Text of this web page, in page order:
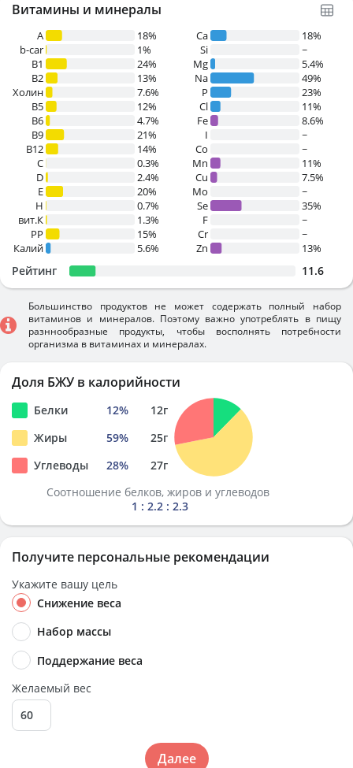
Витамины и минералы
A
18%
b-car
1%
В1
24%
B2
13%
Холин
7.6%
B5
12%
B6
4.7%
B9
21%
B12
14%
C
0.3%
D
2.4%
E
20%
H
0.7%
вит.К
1.3%
PP
15%
Калий
5.6%
Ca
18%
Si
~
Mg
5.4%
Na
49%
P
23%
Cl
11%
Fe
8.6%
I
~
Co
~
Mn
11%
Cu
7.5%
Mo
~
Se
35%
F
~
Cr
~
Zn
13%
Рейтинг 11.6
Большинство продуктов не может содержать полный набор
витаминов и минералов. Поэтому важно употреблять в пищу
разннообразные продукты, чтобы восполнять потребности
организма в витаминах и минералах.
Доля БЖУ в калорийности
Белки 12% 12г
Жиры
59% 25г
Углеводы
28% 27г
Соотношение белков, жиров и углеводов
1 : 2.2 : 2.3
Получите персональные рекомендации
Укажите вашу цель
Снижение веса
Набор массы
Поддержание веса
Желаемый вес
Далее